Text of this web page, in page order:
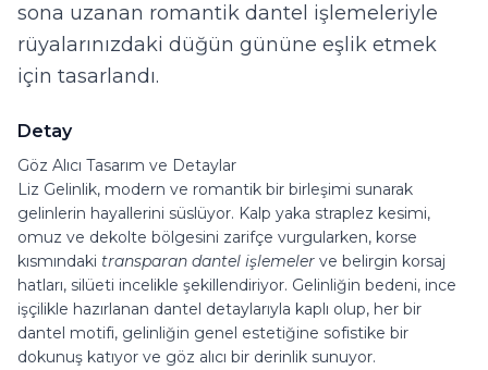
sona uzanan romantik dantel işlemeleriyle
rüyalarınızdaki düğün gününe eşlik etmek
için tasarlandı.
Detay
Göz Alıcı Tasarım ve Detaylar
Liz Gelinlik, modern ve romantik bir birleşimi sunarak
gelinlerin hayallerini süslüyor. Kalp yaka straplez kesimi,
omuz ve dekolte bölgesini zarifçe vurgularken, korse
kısmındaki transparan dantel işlemeler ve belirgin korsaj
hatları, silüeti incelikle şekillendiriyor. Gelinliğin bedeni, ince
işçilikle hazırlanan dantel detaylarıyla kaplı olup, her bir
dantel motifi, gelinliğin genel estetiğine sofistike bir
dokunuş katıyor ve göz alıcı bir derinlik sunuyor.